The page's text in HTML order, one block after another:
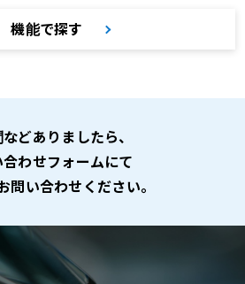
機能で探す
どありましたら、
わせフォームにて
問い合わせください。